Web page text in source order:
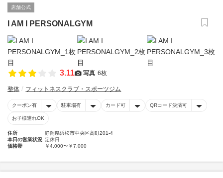
店舗公式
I AM I PERSONALGYM
3.11 写真 6枚
整体 フィットネスクラブ・スポーツジム
クーポン有 駐車場有 カード可 QRコード決済可
お子様連れOK
住所
静岡県浜松市中央区高町201-4
本日の営業状況 定休日
価格帯
￥4,000〜￥7,000